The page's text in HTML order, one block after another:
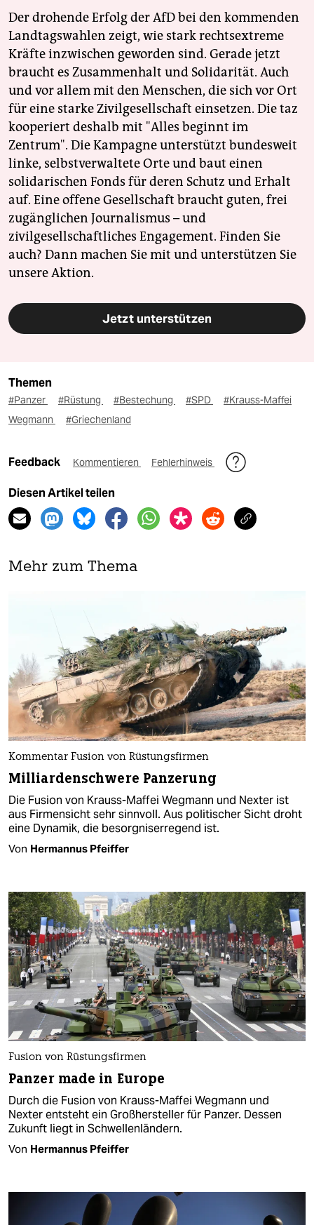
Der drohende Erfolg der AfD bei den kommenden
Landtagswahlen zeigt, wie stark rechtsextreme
Kräfte inzwischen geworden sind. Gerade jetzt
braucht es Zusammenhalt und Solidarität. Auch
und vor allem mit den Menschen, die sich vor Ort
für eine starke Zivilgesellschaft einsetzen. Die taz
kooperiert deshalb mit "Alles beginnt im
Zentrum". Die Kampagne unterstützt bundesweit
linke, selbstverwaltete Orte und baut einen
solidarischen Fonds für deren Schutz und Erhalt
auf. Eine offene Gesellschaft braucht guten, frei
zugänglichen Journalismus – und
zivilgesellschaftliches Engagement. Finden Sie
auch? Dann machen Sie mit und unterstützen Sie
unsere Aktion.
Jetzt unterstützen
Themen
#Panzer #Rüstung #Bestechung #SPD
#Krauss-Maffei
Wegmann
#Griechenland
Feedback Kommentieren Fehlerhinweis
Diesen Artikel teilen
Mehr zum Thema
Kommentar Fusion von Rüstungsfirmen
Milliardenschwere Panzerung
Die Fusion von Krauss-Maffei Wegmann und Nexter ist
aus Firmensicht sehr sinnvoll. Aus politischer Sicht droht
eine Dynamik, die besorgniserregend ist.
Von Hermannus Pfeiffer
Fusion von Rüstungsfirmen
Panzer made in Europe
Durch die Fusion von Krauss-Maffei Wegmann und
Nexter entsteht ein Großhersteller für Panzer. Dessen
Zukunft liegt in Schwellenländern.
Von Hermannus Pfeiffer